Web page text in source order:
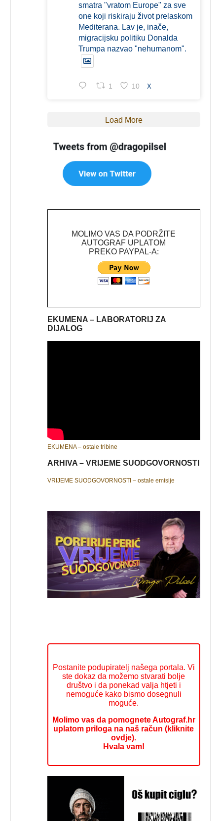
smatra "vratom Europe" za sve
one koji riskiraju život prelaskom
Mediterana. Lav je, inače,
migracijsku politiku Donalda
Trumpa nazvao "nehumanom".
1 10 X
Load More
MOLIMO VAS DA PODRŽITE
AUTOGRAF UPLATOM
PREKO PAYPAL-A:
EKUMENA – LABORATORIJ ZA
DIJALOG
EKUMENA – ostale tribine
ARHIVA – VRIJEME SUODGOVORNOSTI
VRIJEME SUODGOVORNOSTI – ostale emisije
Postanite podupiratelj našega portala. Vi
ste dokaz da možemo stvarati bolje
društvo i da ponekad valja htjeti i
nemoguće kako bismo dosegnuli
moguće.
Molimo vas da pomognete Autograf.hr
uplatom priloga na naš račun (kliknite
ovdje).
Hvala vam!